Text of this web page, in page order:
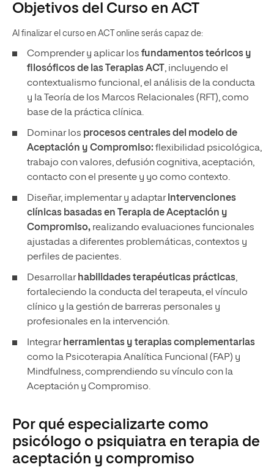
Objetivos del Curso en ACT
Al finalizar el curso en ACT online serás capaz de:
Comprender y aplicar los fundamentos teóricos y
filosóficos de las Terapias ACT , incluyendo el
contextualismo funcional, el análisis de la conducta
y la Teoría de los Marcos Relacionales (RFT), como
base de la práctica clínica.
Dominar los procesos centrales del modelo de
Aceptación y Compromiso: flexibilidad psicológica,
trabajo con valores, defusión cognitiva, aceptación,
contacto con el presente y yo como contexto.
Diseñar, implementar y adaptarintervenciones
clínicas basadas en Terapia de Aceptación y
Compromiso, realizando evaluaciones funcionales
ajustadas a diferentes problemáticas, contextos y
perfiles de pacientes.
Desarrollarhabilidades terapéuticas prácticas,
fortaleciendo la conducta del terapeuta, el vínculo
clínico y la gestión de barreras personales y
profesionales en la intervención.
Integrar herramientas y terapias complementarias
como la Psicoterapia Analítica Funcional (FAP) y
Mindfulness, comprendiendo su vínculo con la
Aceptación y Compromiso.
Por qué especializarte como
psicólogo o psiquiatra en terapia de
aceptación y compromiso